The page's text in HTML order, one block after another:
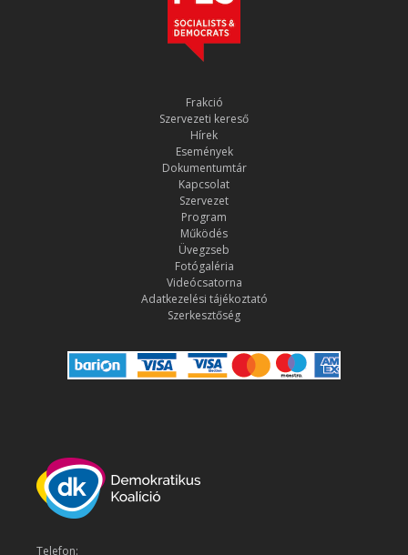
Frakció
Szervezeti kereső
Hírek
Események
Dokumentumtár
Kapcsolat
Szervezet
Program
Működés
Üvegzseb
Fotógaléria
Videócsatorna
Adatkezelési tájékoztató
Szerkesztőség
Telefon: